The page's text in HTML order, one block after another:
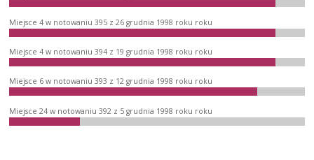
Miejsce 4 w notowaniu 395 z 26 grudnia 1998 roku roku
Miejsce 4 w notowaniu 394 z 19 grudnia 1998 roku roku
Miejsce 6 w notowaniu 393 z 12 grudnia 1998 roku roku
Miejsce 24 w notowaniu 392 z 5 grudnia 1998 roku roku